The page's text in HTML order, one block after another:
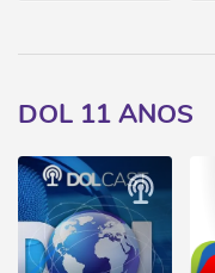
DOL 11 ANOS